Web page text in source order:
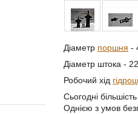
Діаметр поршня -
Діаметр штока -
Робочий хід
Сьогодні
Однією з умов